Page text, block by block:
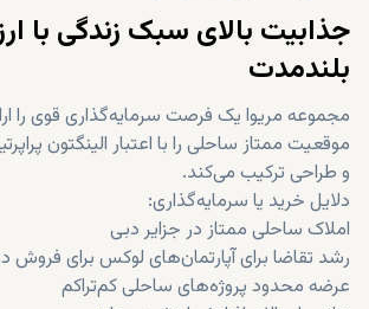
جذابیت بالای سبک زندگی با
بلندمدت
مجموعه مریوا یک فرصت سرمایه‌گذاری قوی را
موقعیت ممتاز ساحلی را با اعتبار الینگتون
و طراحی ترکیب می‌کند.
دلایل خرید یا سرمایه‌گذاری:
املاک ساحلی ممتاز در جزایر دبی
رشد تقاضا برای آپارتمان‌های لوکس برای فروش
عرضه محدود پروژه‌های ساحلی کم‌تراکم